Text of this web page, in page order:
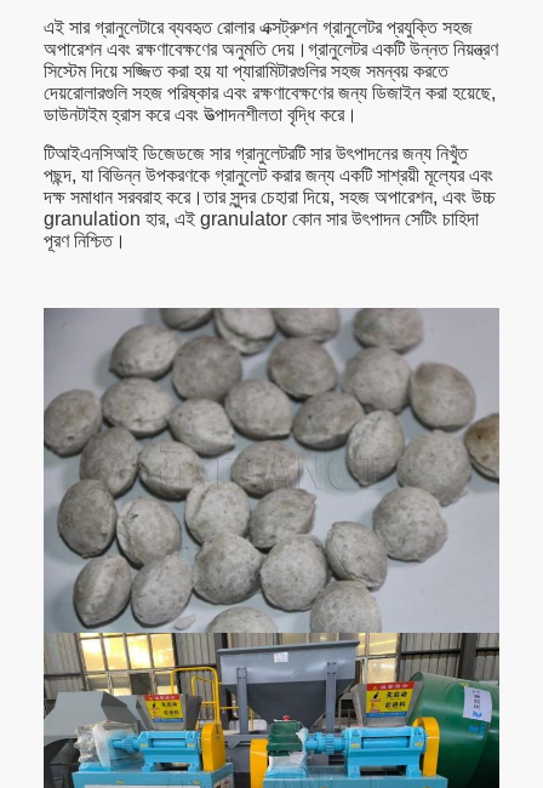
এই সার গ্রানুলেটারে ব্যবহৃত রোলার এক্সট্রুশন গ্রানুলেটর প্রযুক্তি সহজ
অপারেশন এবং রক্ষণাবেক্ষণের অনুমতি দেয়।গ্রানুলেটর একটি উন্নত নিয়ন্ত্রণ
সিস্টেম দিয়ে সজ্জিত করা হয় যা প্যারামিটারগুলির সহজ সমন্বয় করতে
দেয়রোলারগুলি সহজ পরিষ্কার এবং রক্ষণাবেক্ষণের জন্য ডিজাইন করা হয়েছে,
ডাউনটাইম হ্রাস করে এবং উত্পাদনশীলতা বৃদ্ধি করে।
টিআইএনসিআই ডিজেডজে সার গ্রানুলেটরটি সার উৎপাদনের জন্য নিখুঁত
পছন্দ, যা বিভিন্ন উপকরণকে গ্রানুলেট করার জন্য একটি সাশ্রয়ী মূল্যের এবং
দক্ষ সমাধান সরবরাহ করে।তার সুন্দর চেহারা দিয়ে, সহজ অপারেশন, এবং উচ্চ
granulation হার, এই granulator কোন সার উৎপাদন সেটিং চাহিদা
পূরণ নিশ্চিত।